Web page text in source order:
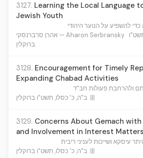
3127. Learning the Local Language
Jewish Youth
להשפיע על הנוער היהודי
אהרן סרברנסקי — Aharon Serbransky
ברוקלין.
3128. Encouragement for Timely
Expanding Chabad Activities
ולהרחבת פעולות חב"ד
ב"ה, כ' כסלו, תשט"ו ברוקלין. |||
3129. Concerns About Gemach
and Involvement in Interest Matters
עיסקא ושייכות לעניני ריבית
ב"ה, כ' כסלו, תשט"ו ברוקלין. |||